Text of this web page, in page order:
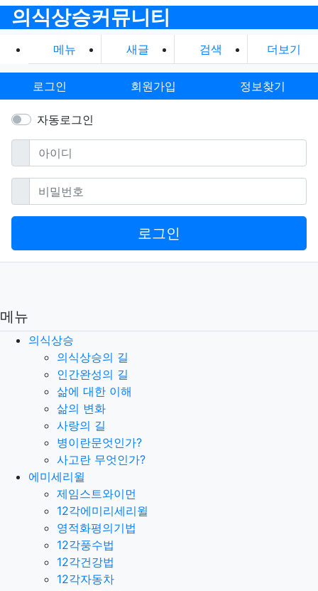
의식상승커뮤니티
메뉴 새글 검색 더보기
로그인 회원가입 정보찾기
자동로그인
아이디필수
비밀번호필수
로그인
메뉴
의식상승
의식상승의 길
인간완성의 길
삶에 대한 이해
삶의 변화
사랑의 길
병이란문엇인가?
사고란 무엇인가?
에미세리윌
제임스트와이먼
12각에미리세리윌
영적화평의기법
12각풍수법
12각건강법
12각자동차